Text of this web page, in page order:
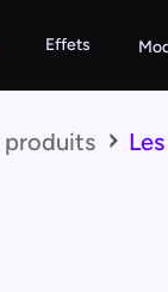
Effets
produits